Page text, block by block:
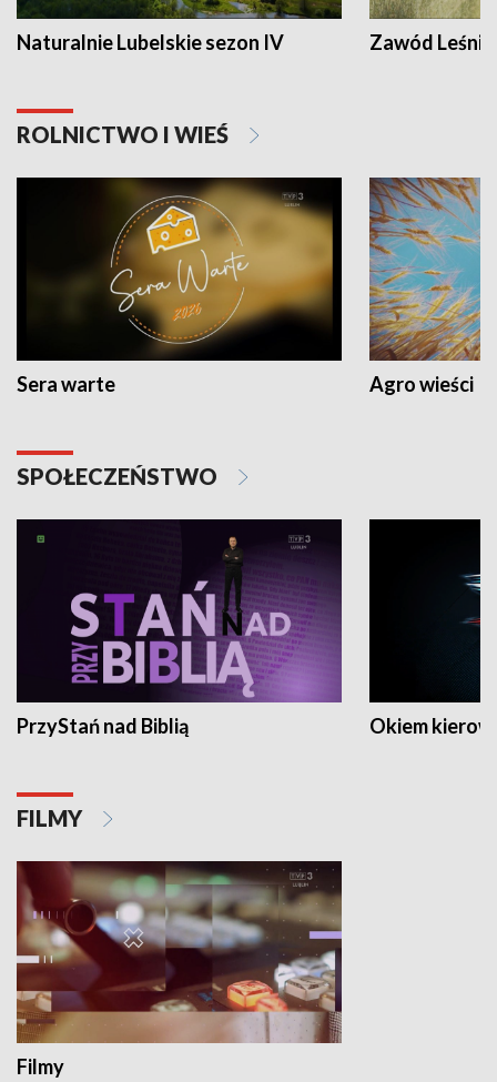
Naturalnie Lubelskie sezon IV Zawód Leśnik
ROLNICTWO I WIEŚ
Sera warte Agro wieści
SPOŁECZEŃSTWO
PrzyStań nad Biblią Okiem
FILMY
Filmy